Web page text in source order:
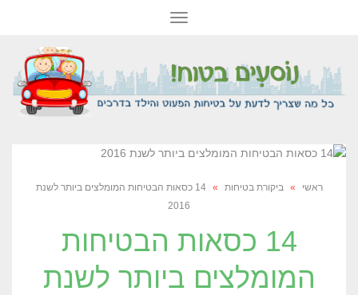
תפריט
ראשי » ביקורת בטיחות »
14 כסאות הבטיחות המומלצים ביותר לשנת
2016
14 כסאות הבטיחות
המומלצים ביותר לשנת